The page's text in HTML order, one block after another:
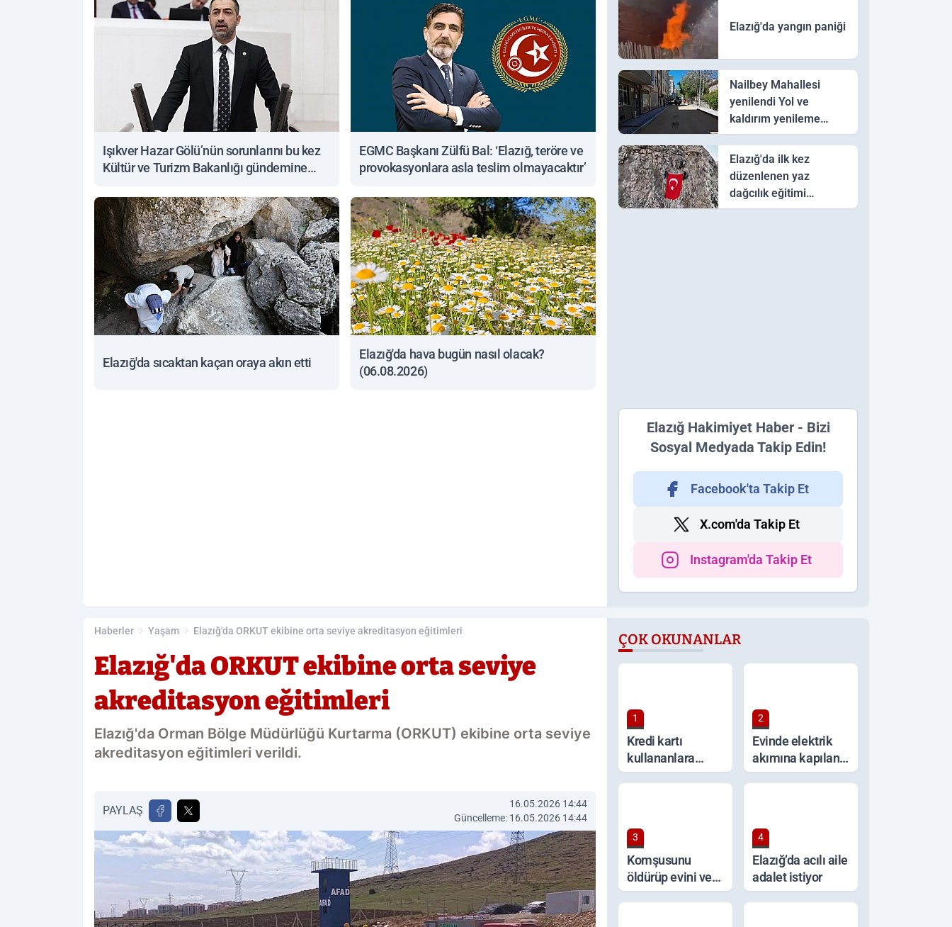
Işıkver Hazar Gölü’nün sorunlarını bu kez
Kültür ve Turizm Bakanlığı gündemine
EGMC Başkanı Zülfü Bal: ‘Elazığ, teröre ve
provokasyonlara asla teslim olmayacaktır’
Elazığ'da sıcaktan kaçan oraya akın etti
Elazığ'da hava bugün nasıl olacak?
(06.08.2026)
Elazığ'da yangın paniği
Nailbey Mahallesi
yenilendi Yol ve
kaldırım yenileme
çalışmaları
tamamlandı
Elazığ'da ilk kez
düzenlenen yaz
dağcılık eğitimi
tamamlandı
Elazığ Hakimiyet Haber - Bizi
Sosyal Medyada Takip Edin!
Facebook'ta Takip Et
X.com'da Takip Et
Instagram'da Takip Et
Haberler Yaşam Elazığ'da ORKUT ekibine orta seviye akreditasyon eğitimleri
Elazığ'da ORKUT ekibine orta seviye
akreditasyon eğitimleri
Elazığ'da Orman Bölge Müdürlüğü Kurtarma (ORKUT) ekibine orta seviye
akreditasyon eğitimleri verildi.
PAYLAŞ
16.05.2026 14:44
Güncelleme: 16.05.2026 14:44
ÇOK OKUNANLAR
1
Kredi kartı
kullananlara
kritik uyarı!
2
Evinde elektrik
akımına kapılan
yaşlı kadın
3
Komşusunu
öldürüp evini ve
aracını ateşe
4
Elazığ’da acılı aile
adalet istiyor